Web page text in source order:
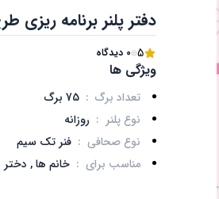
دفتر پلنر برنامه ریزی
5 0 دیدگاه
ویژگی ها
تعداد برگ : 75 برگ
نوع پلنر : روزانه
نوع صحافی : فنر تک سیم
مناسب برای : خانم ها , دختر